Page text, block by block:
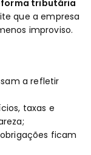
tributária
que a empresa
improviso.
a refletir
taxas e
ficam